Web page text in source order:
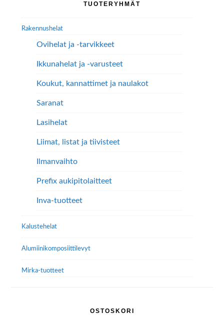
TUOTERYHMÄT
Rakennushelat
Ovihelat ja -tarvikkeet
Ikkunahelat ja -varusteet
Koukut, kannattimet ja naulakot
Saranat
Lasihelat
Liimat, listat ja tiivisteet
Ilmanvaihto
Prefix aukipitolaitteet
Inva-tuotteet
Kalustehelat
Alumiini­komposiitti­levyt
Mirka-tuotteet
OSTOSKORI